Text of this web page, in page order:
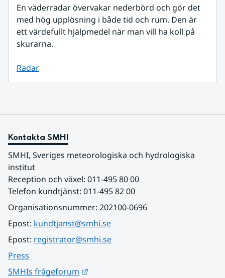
En väderradar övervakar nederbörd och gör det
med hög upplösning i både tid och rum. Den är
ett värdefullt hjälpmedel när man vill ha koll på
skurarna.
Radar
Kontakta SMHI
SMHI, Sveriges meteorologiska och hydrologiska
institut
Reception och växel: 011-495 80 00
Telefon kundtjänst: 011-495 82 00
Organisationsnummer: 202100-0696
Epost: kundtjanst@smhi.se
Epost: registrator@smhi.se
Press
SMHIs frågeforum